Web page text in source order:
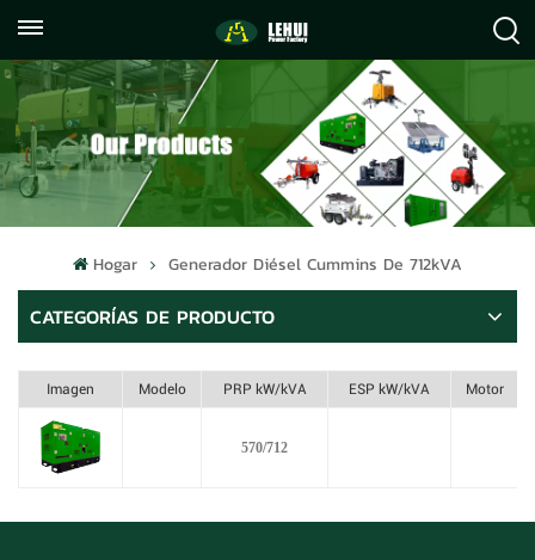
059122071372
info@lehuipowerfactory.com
Hogar Generador Diésel Cummins De 712kVA
CATEGORÍAS DE PRODUCTO
Imagen Modelo PRP kW/kVA ESP kW/kVA Motor
570/712